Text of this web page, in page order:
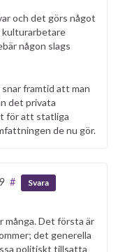
och det görs något
någon slags
framtid att man
det privata
för att statliga
de nu gör.
# Svara
många. Det första är
det generella
politiskt tillsatta